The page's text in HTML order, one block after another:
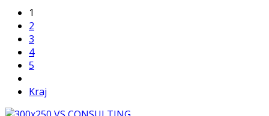
1
2
3
4
5
Kraj